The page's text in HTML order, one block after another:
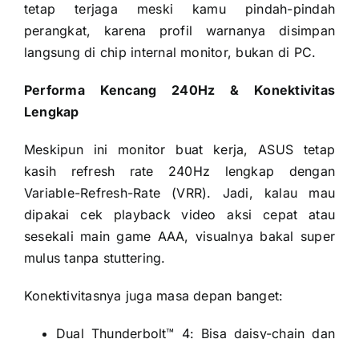
tetap terjaga meski kamu pindah-pindah
perangkat, karena profil warnanya disimpan
langsung di chip internal monitor, bukan di PC.
Performa Kencang 240Hz & Konektivitas
Lengkap
Meskipun ini monitor buat kerja, ASUS tetap
kasih refresh rate 240Hz lengkap dengan
Variable-Refresh-Rate (VRR). Jadi, kalau mau
dipakai cek playback video aksi cepat atau
sesekali main game AAA, visualnya bakal super
mulus tanpa stuttering.
Konektivitasnya juga masa depan banget:
Dual Thunderbolt™ 4: Bisa daisy-chain dan